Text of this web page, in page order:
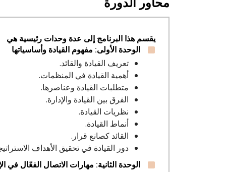
محاور الدورة
يقسم هذا البرنامج إلى عدة وحدات رئيسية هي
الوحدة الأولى: مفهوم القيادة وأساسياتها
تعريف القيادة والقائد.
أهمية القيادة في المنظمات.
متطلبات القيادة وعناصرها.
الفرق بين القيادة والإدارة.
نظريات القيادة.
أنماط القيادة.
القائد كصانع قرار.
دور القيادة في تحقيق الأهداف
الوحدة الثانية: مهارات الاتصال الفعّال في